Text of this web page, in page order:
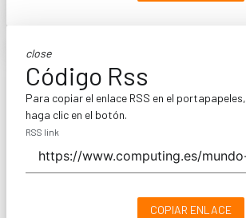
close
Código Rss
Para copiar el enlace RSS en el portapapeles,
haga clic en el botón.
RSS link
COPIAR ENLACE